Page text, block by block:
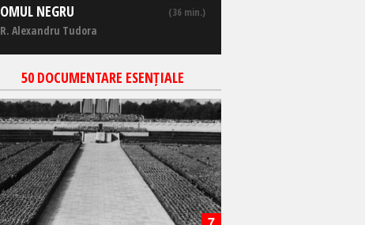
OMUL NEGRU (36 min.)
R. Alexandru Tudora
50 DOCUMENTARE ESENȚIALE